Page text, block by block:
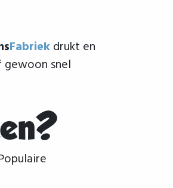
Fabriekdrukt en
gewoon snel